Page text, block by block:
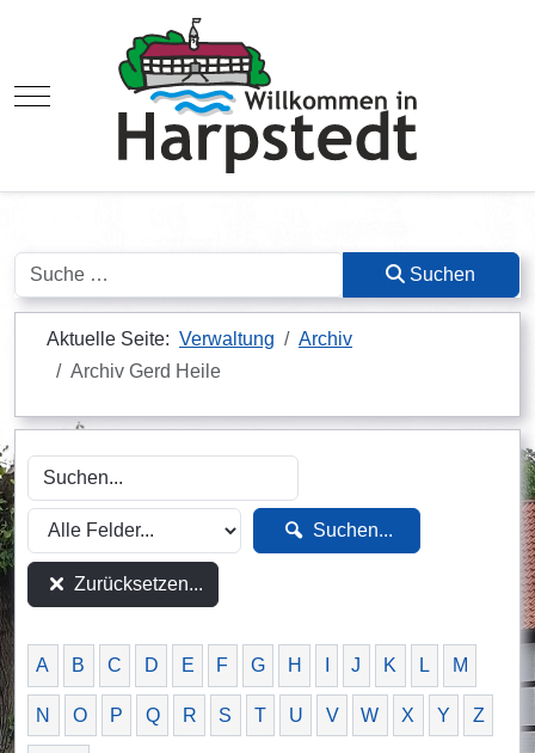
Mobile Menu Toggle
Suchen Suchen
Aktuelle Seite: Verwaltung
Archiv
Archiv Gerd Heile
Suchen...
Zurücksetzen...
A B C D E F G H J K L M
N O P Q R S T U V W X Y Z